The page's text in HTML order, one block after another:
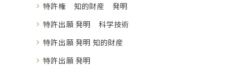
特許権 知的財産 発明
特許出願 発明 科学技術
特許出願 発明 知的財産
特許出願 発明